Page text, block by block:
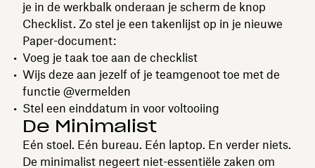
je in de werkbalk onderaan je scherm de knop
Checklist. Zo stel je een takenlijst op in je nieuwe
Paper-document:
Voeg je taak toe aan de checklist
Wijs deze aan jezelf of je teamgenoot toe met de
functie @vermelden
Stel een einddatum in voor voltooiing
De Minimalist
Eén stoel. Eén bureau. Eén laptop. En verder niets.
De minimalist negeert niet-essentiële zaken om